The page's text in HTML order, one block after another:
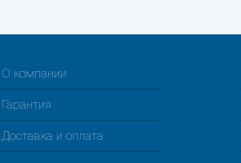
О компании
Гарантия
Доставка и оплата